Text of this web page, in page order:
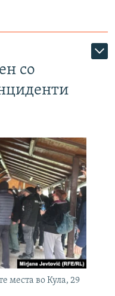
со
места во Кула, 29